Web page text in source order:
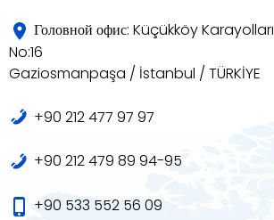
Головной офис: Küçükköy
No:16
Gaziosmanpaşa / İstanbul / TÜRKİYE
+90 212 477 97 97
+90 212 479 89 94-95
+90 533 552 56 09